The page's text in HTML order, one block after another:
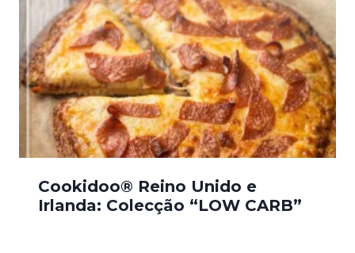
Cookidoo® Reino Unido e
Irlanda: Colecção “LOW CARB”